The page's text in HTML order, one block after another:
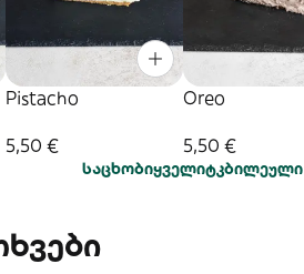
Pistacho
5,50 €
Oreo
5,50 €
საცხობიყველიტკბილეული